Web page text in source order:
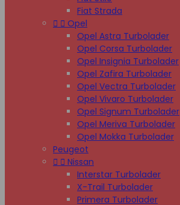
Fiat Strada
  Opel
Opel Astra Turbolader
Opel Corsa Turbolader
Opel Insignia Turbolader
Opel Zafira Turbolader
Opel Vectra Turbolader
Opel Vivaro Turbolader
Opel Signum Turbolader
Opel Meriva Turbolader
Opel Mokka Turbolader
Peugeot
  Nissan
Interstar Turbolader
X-Trail Turbolader
Primera Turbolader